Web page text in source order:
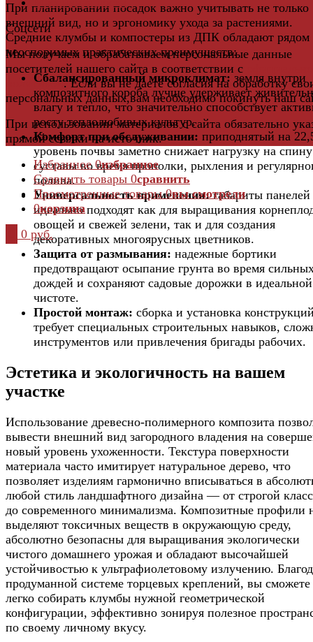
При планировании посадок важно учитывать не только
внешний вид, но и эргономику ухода за растениями.
Средние клумбы и компостеры из ДПК обладают рядом
неоспоримых практических преимуществ:
Сбалансированный микроклимат: земля внутри
композитного короба лучше удерживает
влагу и тепло, что значительно способствует
росту теплолюбивых культур.
Комфорт при обслуживании: приподнятый на
уровень почвы заметно снижает нагрузку на
суставы во время прополки, рыхления и
полива.
Универсальность применения:габариты панелей
идеально подходят как для выращивания
овощей и свежей зелени, так и для создания
декоративных многоярусных цветников.
Защита от размывания: надежные бортики
предотвращают осыпание грунта во время
дождей и сохраняют садовые дорожки в идеальной
чистоте.
Простой монтаж: сборка и установка
требует специальных строительных навыков,
инструментов или привлечения бригады рабочих.
Эстетика и экологичность на вашем
участке
Использование древесно-полимерного композита
вывести внешний вид загородного владения на
новый уровень ухоженности. Текстура поверхности
материала часто имитирует натуральное дерево, что
позволяет изделиям гармонично вписываться в
любой стиль ландшафтного дизайна — от строгой
до современного минимализма. Композитные профили
выделяют токсичных веществ в окружающую среду,
абсолютно безопасны для выращивания экологически
чистого домашнего урожая и обладают высочайшей
устойчивостью к ультрафиолетовому излучению.
продуманной системе торцевых креплений, вы сможете
легко собирать клумбы нужной геометрической
конфигурации, эффективно зонируя полезное
по своему личному вкусу.
Соцсети
Мы получаем и обрабатываем персональные данные
посетителей нашего сайта в соответствии с
политикой. Если вы не даете согласия на обработку
персональных данных,вам необходимо покинуть наш
При использовании материалов с сайта обязательно
прямой ссылки на источник.
Избранное 0избранное
Сравнить товары 0сравнить
Просмотренные товары 0вы смотрели
0корзина
0 руб.